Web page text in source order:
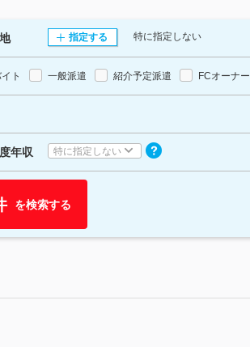
指定する 特に指定しない
ト 一般派遣 紹介予定派遣 FCオーナー
年収 特に指定しない
を検索する